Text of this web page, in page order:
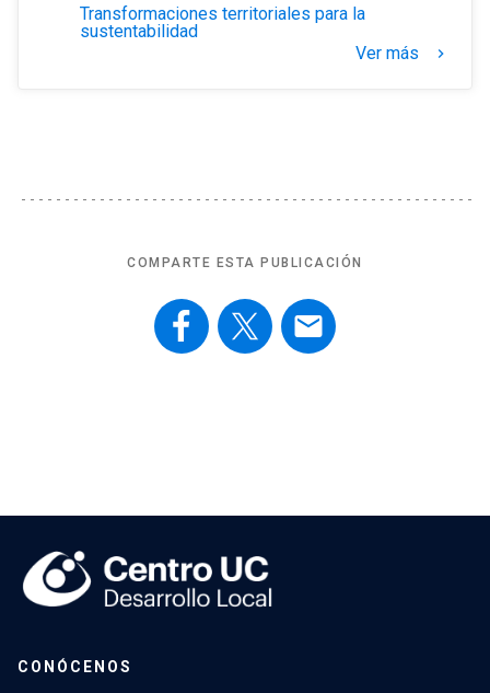
Transformaciones territoriales para la
sustentabilidad
Ver más
keyboard_arrow_right
COMPARTE ESTA PUBLICACIÓN
email
CONÓCENOS